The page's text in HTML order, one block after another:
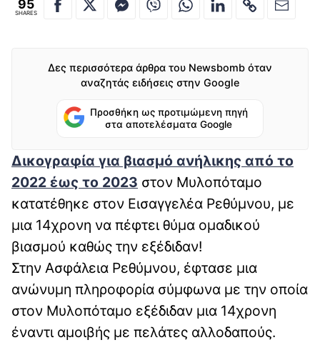
95
SHARES
Δες περισσότερα άρθρα του Newsbomb όταν
αναζητάς ειδήσεις στην Google
Προσθήκη ως προτιμώμενη πηγή
στα αποτελέσματα Google
Δικογραφία για βιασμό ανήλικης από το
2022 έως το 2023 στον Μυλοπόταμο
κατατέθηκε στον Εισαγγελέα Ρεθύμνου, με
μια 14χρονη να πέφτει θύμα ομαδικού
βιασμού καθώς την εξέδιδαν!
Στην Ασφάλεια Ρεθύμνου, έφτασε μια
ανώνυμη πληροφορία σύμφωνα με την οποία
στον Μυλοπόταμο εξέδιδαν μια 14χρονη
έναντι αμοιβής με πελάτες αλλοδαπούς.